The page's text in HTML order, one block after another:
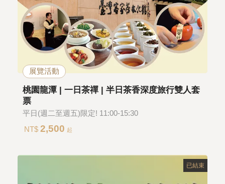
展覽活動
桃園龍潭 | 一日茶禪 | 半日茶香深度旅行雙人套
票
平日(週二至週五)限定! 11:00-15:30
NT$ 2,500 起
已結束